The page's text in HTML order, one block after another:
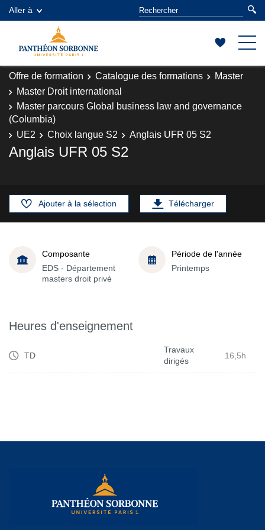
Aller à
Offre de formation Catalogue des formations
Master
Master Droit international
Master parcours Global business law and governance
(Columbia)
UE2
Choix langue S2 Anglais UFR 05 S2
Anglais UFR 05 S2
Ajouter à la sélection Télécharger
Composante
EDS - Département
masters droit privé
Période de l'année
Printemps
Heures d'enseignement
TD
Travaux
dirigés
16,5h